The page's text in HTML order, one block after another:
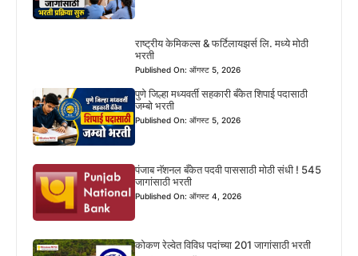
राष्ट्रीय केमिकल्स & फर्टिलायझर्स लि. मध्ये मोठी
भरती
Published On: ऑगस्ट 5, 2026
पुणे जिल्हा मध्यवर्ती सहकारी बँकेत शिपाई पदासाठी
जम्बो भरती
Published On: ऑगस्ट 5, 2026
पंजाब नॅशनल बँकेत पदवी पाससाठी मोठी संधी ! 545
जागांसाठी भरती
Published On: ऑगस्ट 4, 2026
कोकण रेल्वेत विविध पदांच्या 201 जागांसाठी भरती